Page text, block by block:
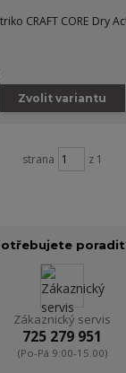
CRAFT CORE Dry
Zvolit variantu
strana z 1
Zákaznický servis
725 279 951
(Po-Pá 9:00-15.00)